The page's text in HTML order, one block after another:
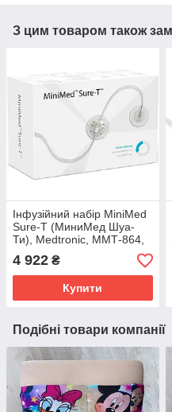
З цим товаром також
Інфузійний набір MiniMed
Sure-T (МиниМед Шуа-
Ти), Medtronic, ММТ-864,
6мм*60см, 10 шт.
4 922 ₴
Купити
Подібні товари компанії